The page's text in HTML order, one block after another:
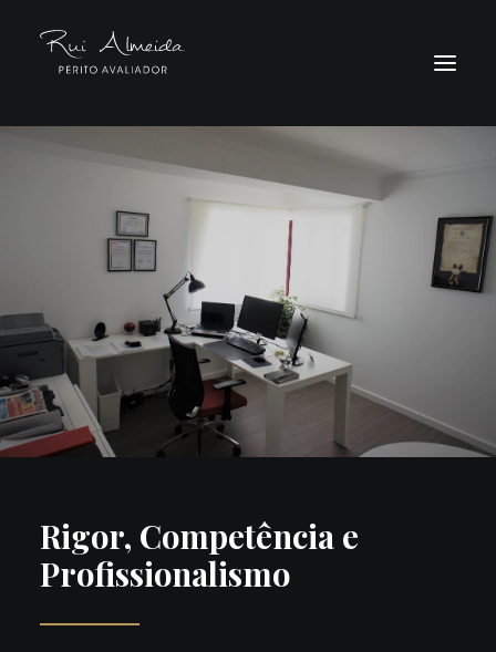
METODOLOGIA
CONTACTOS
Rigor, Competência e
Profissionalismo